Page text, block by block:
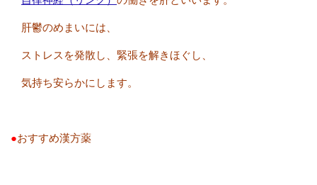
肝鬱のめまいには、
ストレスを発散し、緊張を解きほぐし、
気持ち安らかにします。
●おすすめ漢方薬